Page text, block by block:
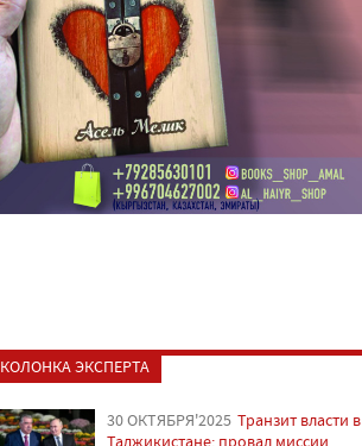
КОЛОНКА ЭКСПЕРТА
30 ОКТЯБРЯ'2025 Транзит власти в
Таджикистане: провал миссии